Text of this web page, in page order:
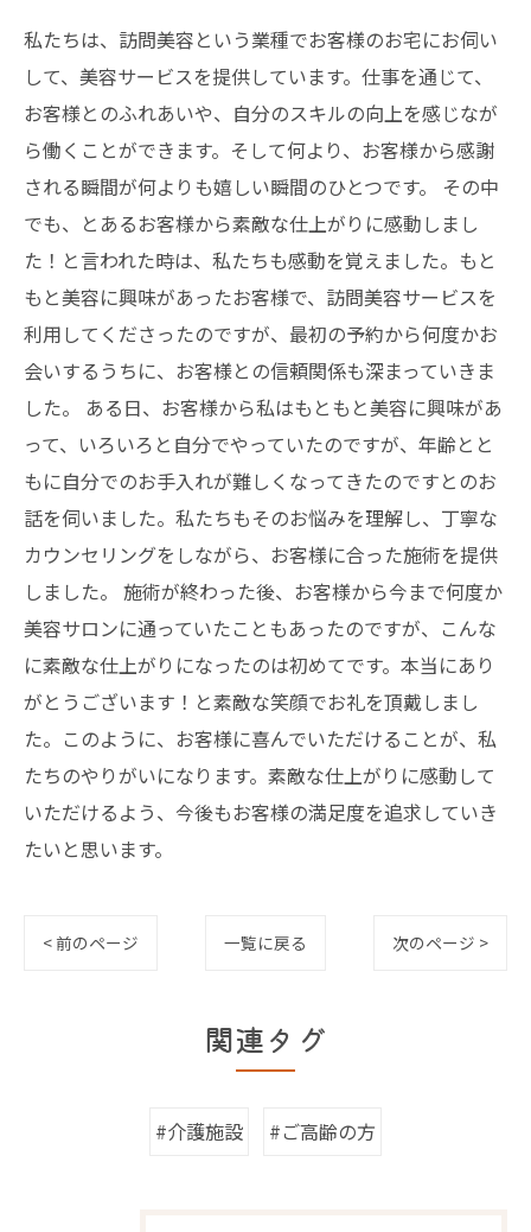
私たちは、訪問美容という業種でお客様のお宅にお伺い
して、美容サービスを提供しています。仕事を通じて、
お客様とのふれあいや、自分のスキルの向上を感じなが
ら働くことができます。そして何より、お客様から感謝
される瞬間が何よりも嬉しい瞬間のひとつです。 その中
でも、とあるお客様から素敵な仕上がりに感動しまし
た！と言われた時は、私たちも感動を覚えました。もと
もと美容に興味があったお客様で、訪問美容サービスを
利用してくださったのですが、最初の予約から何度かお
会いするうちに、お客様との信頼関係も深まっていきま
した。 ある日、お客様から私はもともと美容に興味があ
って、いろいろと自分でやっていたのですが、年齢とと
もに自分でのお手入れが難しくなってきたのですとのお
話を伺いました。私たちもそのお悩みを理解し、丁寧な
カウンセリングをしながら、お客様に合った施術を提供
しました。 施術が終わった後、お客様から今まで何度か
美容サロンに通っていたこともあったのですが、こんな
に素敵な仕上がりになったのは初めてです。本当にあり
がとうございます！と素敵な笑顔でお礼を頂戴しまし
た。このように、お客様に喜んでいただけることが、私
たちのやりがいになります。素敵な仕上がりに感動して
いただけるよう、今後もお客様の満足度を追求していき
たいと思います。
< 前のページ 一覧に戻る 次のページ >
関連タグ
#介護施設 #ご高齢の方